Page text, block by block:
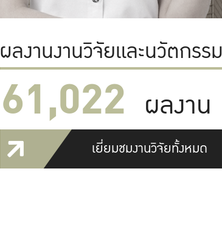
ผลงานงานวิจัยและนวัตกรรม
61,022 ผลงาน
เยี่ยมชมงานวิจัยทั้งหมด